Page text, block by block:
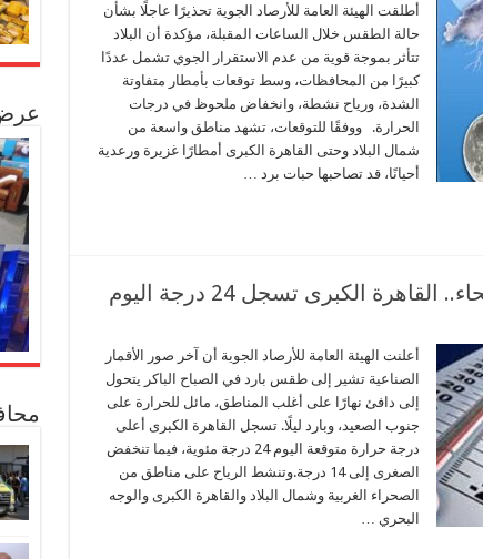
أطلقت الهيئة العامة للأرصاد الجوية تحذيرًا عاجلًا بشأن
حالة الطقس خلال الساعات المقبلة، مؤكدة أن البلاد
تتأثر بموجة قوية من عدم الاستقرار الجوي تشمل عددًا
كبيرًا من المحافظات، وسط توقعات بأمطار متفاوتة
الشدة، ورياح نشطة، وانخفاض ملحوظ في درجات
الحرارة. ووفقًا للتوقعات، تشهد مناطق واسعة من
شمال البلاد وحتى القاهرة الكبرى أمطارًا غزيرة ورعدية
أحيانًا، قد تصاحبها حبات برد …
الكبرى تسجل 24 درجة اليوم
أعلنت الهيئة العامة للأرصاد الجوية أن آخر صور الأقمار
الصناعية تشير إلى طقس بارد في الصباح الباكر يتحول
إلى دافئ نهارًا على أغلب المناطق، مائل للحرارة على
جنوب الصعيد، وبارد ليلًا. تسجل القاهرة الكبرى أعلى
درجة حرارة متوقعة اليوم 24 درجة مئوية، فيما تنخفض
الصغرى إلى 14 درجة.وتنشط الرياح على مناطق من
الصحراء الغربية وشمال البلاد والقاهرة الكبرى والوجه
البحري …
عرض